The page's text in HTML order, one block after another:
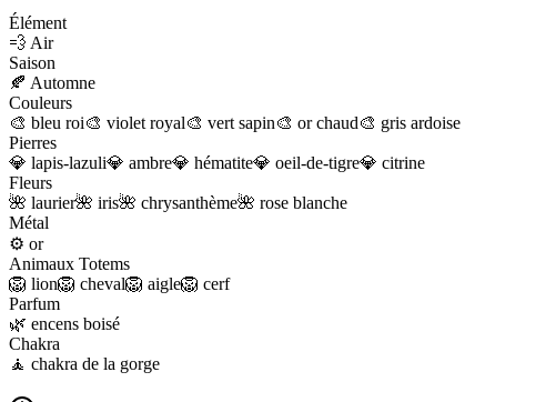
Élément
💨 Air
Saison
🍂 Automne
Couleurs
🎨 bleu roi🎨 violet royal🎨 vert sapin🎨 or chaud🎨 gris ardoise
Pierres
💎 lapis-lazuli💎 ambre💎 hématite💎 oeil-de-tigre💎 citrine
Fleurs
🌺 laurier🌺 iris🌺 chrysanthème🌺 rose blanche
Métal
⚙️ or
Animaux Totems
🦁 lion🦁 cheval🦁 aigle🦁 cerf
Parfum
🌿 encens boisé
Chakra
🧘 chakra de la gorge